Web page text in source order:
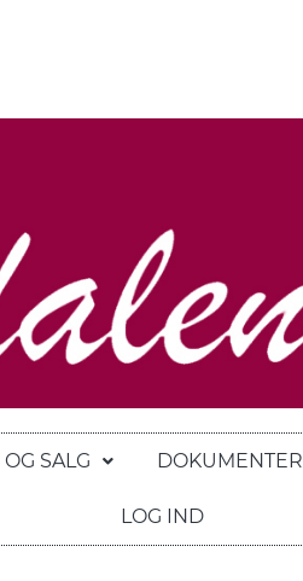
SALG DOKUMENTER
LOG IND